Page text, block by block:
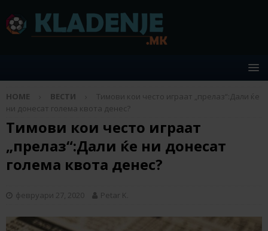
HOME ВЕСТИ
Тимови кои често играат „прелаз“:Дали ќе
ни донесат голема квота денес?
Тимови кои често играат
„прелаз“:Дали ќе ни донесат
голема квота денес?
февруари 27, 2020 Petar K.